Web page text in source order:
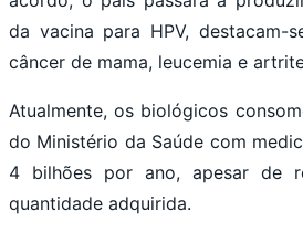
da vacina para HPV, destacam-
câncer de mama, leucemia e
Atualmente, os biológicos
do Ministério da Saúde com
4 bilhões por ano, apesar de
quantidade adquirida.